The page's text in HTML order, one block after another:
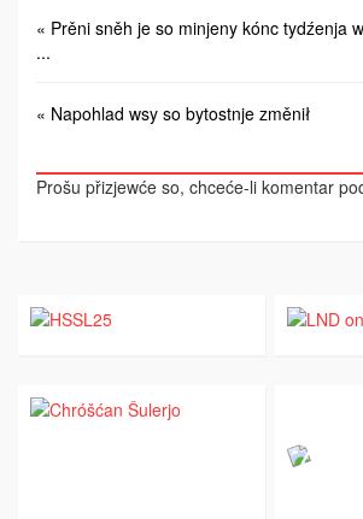
« Prěni sněh je so minjeny kónc tydźenja
...
« Napohlad wsy so bytostnje změnił
Prošu přizjewće so, chceće-li komentar